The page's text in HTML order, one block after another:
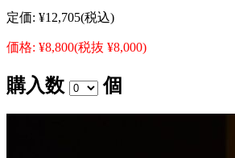
定価: ¥12,705(税込)
価格: ¥8,800(税抜 ¥8,000)
購入数 個